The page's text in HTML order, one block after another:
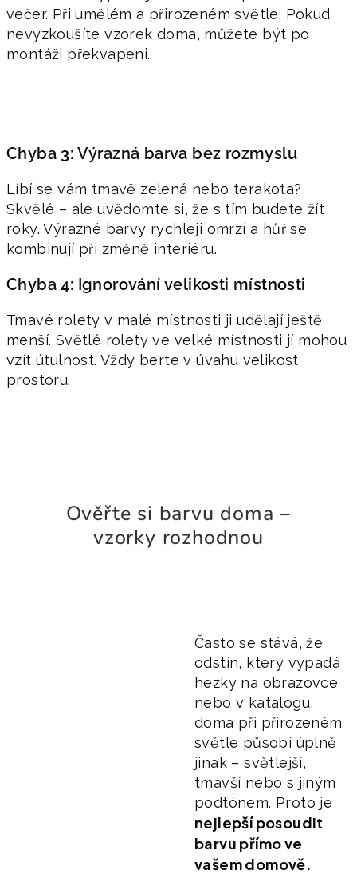
večer. Při umělém a přirozeném světle. Pokud
nevyzkoušíte vzorek doma, můžete být po
montáži překvapeni.
Chyba 3: Výrazná barva bez rozmyslu
Líbí se vám tmavě zelená nebo terakota?
Skvělé – ale uvědomte si, že s tím budete žít
roky. Výrazné barvy rychleji omrzí a hůř se
kombinují při změně interiéru.
Chyba 4: Ignorování velikosti místnosti
Tmavé rolety v malé místnosti ji udělají ještě
menší. Světlé rolety ve velké místnosti jí mohou
vzít útulnost. Vždy berte v úvahu velikost
prostoru.
Ověřte si barvu doma –
vzorky rozhodnou
Často se stává, že
odstín, který vypadá
hezky na obrazovce
nebo v katalogu,
doma při přirozeném
světle působí úplně
jinak – světlejší,
tmavší nebo s jiným
podtónem. Proto je
nejlepší posoudit
barvu přímo ve
vašem domově.